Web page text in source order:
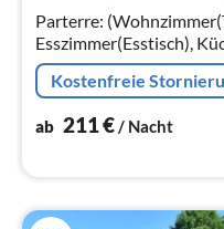
Parterre:
Esszimmer(Esstisch),
Gas),
Kostenfreie
ab 211€/ Nacht